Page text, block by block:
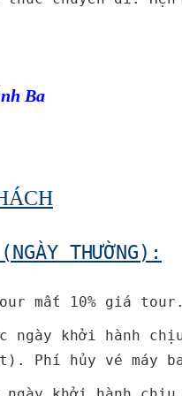
Ba
THƯỜNG):
mất 10% giá tour.
ngày khởi hành
Phí hủy vé máy